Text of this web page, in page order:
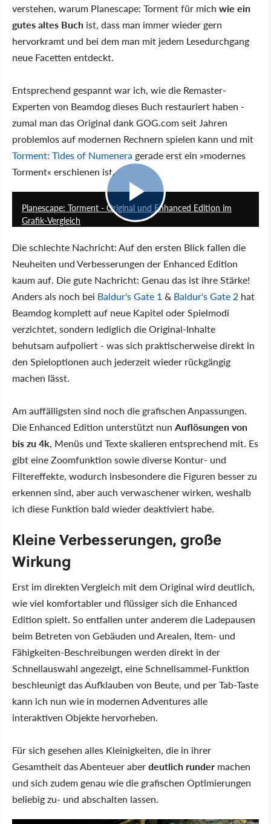
verstehen, warum Planescape: Torment für mich wie ein
gutes altes Buch ist, dass man immer wieder gern
hervorkramt und bei dem man mit jedem Lesedurchgang
neue Facetten entdeckt.
Entsprechend gespannt war ich, wie die Remaster-
Experten von Beamdog dieses Buch restauriert haben -
zumal man das Original dank GOG.com seit Jahren
problemlos auf modernen Rechnern spielen kann und mit
Torment: Tides of Numenera gerade erst ein »modernes
Torment« erschienen ist.
Planescape: Torment - Original und Enhanced Edition im
Grafik-Vergleich
Die schlechte Nachricht: Auf den ersten Blick fallen die
Neuheiten und Verbesserungen der Enhanced Edition
kaum auf. Die gute Nachricht: Genau das ist ihre Stärke!
Anders als noch bei Baldur's Gate 1& Baldur's Gate 2 hat
Beamdog komplett auf neue Kapitel oder Spielmodi
verzichtet, sondern lediglich die Original-Inhalte
behutsam aufpoliert - was sich praktischerweise direkt in
den Spieloptionen auch jederzeit wieder rückgängig
machen lässt.
Am auffälligsten sind noch die grafischen Anpassungen.
Die Enhanced Edition unterstützt nun Auflösungen von
bis zu 4k, Menüs und Texte skalieren entsprechend mit. Es
gibt eine Zoomfunktion sowie diverse Kontur- und
Filtereffekte, wodurch insbesondere die Figuren besser zu
erkennen sind, aber auch verwaschener wirken, weshalb
ich diese Funktion bald wieder deaktiviert habe.
Kleine Verbesserungen, große
Wirkung
Erst im direkten Vergleich mit dem Original wird deutlich,
wie viel komfortabler und flüssiger sich die Enhanced
Edition spielt. So entfallen unter anderem die Ladepausen
beim Betreten von Gebäuden und Arealen, Item- und
Fähigkeiten-Beschreibungen werden direkt in der
Schnellauswahl angezeigt, eine Schnellsammel-Funktion
beschleunigt das Aufklauben von Beute, und per Tab-Taste
kann ich nun wie in modernen Adventures alle
interaktiven Objekte hervorheben.
Für sich gesehen alles Kleinigkeiten, die in ihrer
Gesamtheit das Abenteuer aberdeutlich runder machen
und sich zudem genau wie die grafischen Optimierungen
beliebig zu- und abschalten lassen.